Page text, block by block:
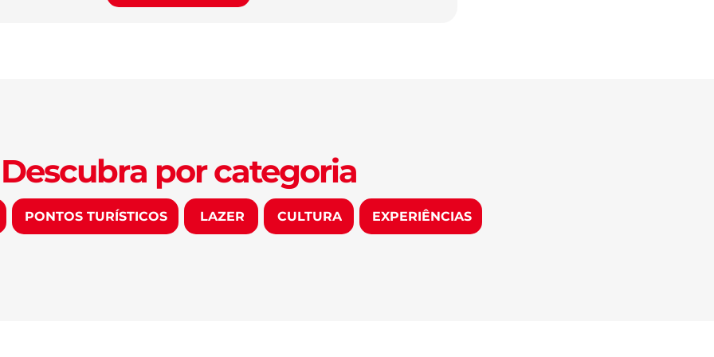
Descubra por categoria
PONTOS TURÍSTICOS LAZER CULTURA EXPERIÊNCIAS